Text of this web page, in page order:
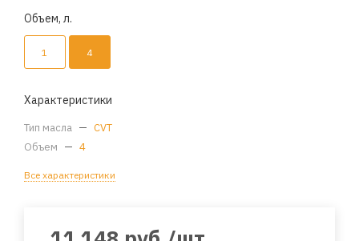
Объем, л.
1 4
Характеристики
Тип масла — CVT
Объем — 4
Все характеристики